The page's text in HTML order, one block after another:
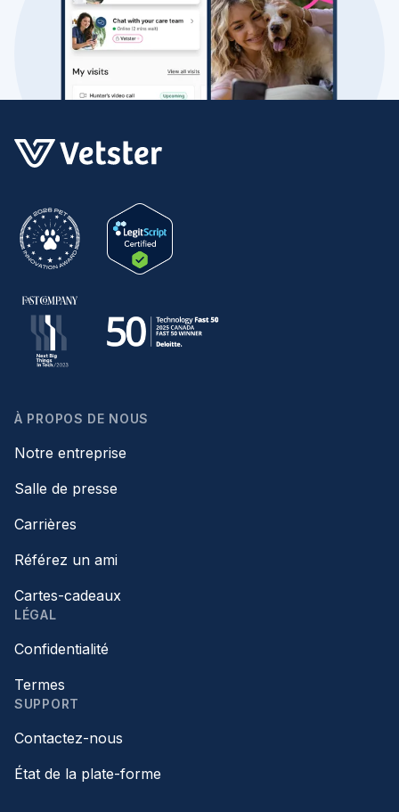
À PROPOS DE NOUS
Notre entreprise
Salle de presse
Carrières
Référez un ami
Cartes-cadeaux
LÉGAL
Confidentialité
Termes
SUPPORT
Contactez-nous
État de la plate-forme